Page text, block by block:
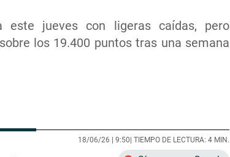
este jueves con ligeras caídas, pero
los 19.400 puntos tras una semana
18/06/26 | 9:50 | TIEMPO DE LECTURA: 4 MIN.